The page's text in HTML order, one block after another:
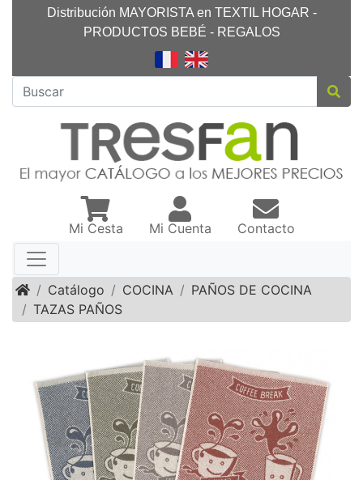
Distribución MAYORISTA en TEXTIL HOGAR -
PRODUCTOS BEBÉ - REGALOS
Mi Cesta Mi Cuenta Contacto
InicioCatálogo COCINA
PAÑOS DE COCINA
TAZAS PAÑOS